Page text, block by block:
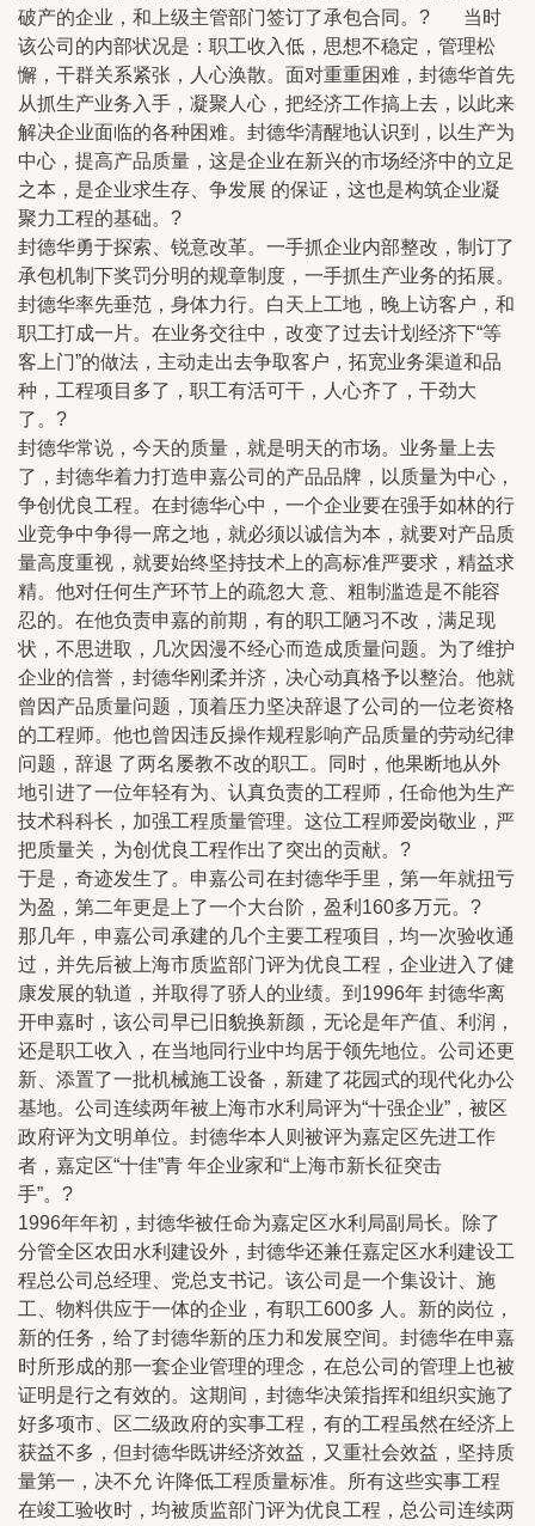
破产的企业，和上级主管部门签订了承包合同。? 当时
该公司的内部状况是：职工收入低，思想不稳定，管理松
懈，干群关系紧张，人心涣散。面对重重困难，封德华首先
从抓生产业务入手，凝聚人心，把经济工作搞上去，以此来
解决企业面临的各种困难。封德华清醒地认识到，以生产为
中心，提高产品质量，这是企业在新兴的市场经济中的立足
之本，是企业求生存、争发展 的保证，这也是构筑企业凝
聚力工程的基础。?
封德华勇于探索、锐意改革。一手抓企业内部整改，制订了
承包机制下奖罚分明的规章制度，一手抓生产业务的拓展。
封德华率先垂范，身体力行。白天上工地，晚上访客户，和
职工打成一片。在业务交往中，改变了过去计划经济下“等
客上门”的做法，主动走出去争取客户，拓宽业务渠道和品
种，工程项目多了，职工有活可干，人心齐了，干劲大
了。?
封德华常说，今天的质量，就是明天的市场。业务量上去
了，封德华着力打造申嘉公司的产品品牌，以质量为中心，
争创优良工程。在封德华心中，一个企业要在强手如林的行
业竞争中争得一席之地，就必须以诚信为本，就要对产品质
量高度重视，就要始终坚持技术上的高标准严要求，精益求
精。他对任何生产环节上的疏忽大 意、粗制滥造是不能容
忍的。在他负责申嘉的前期，有的职工陋习不改，满足现
状，不思进取，几次因漫不经心而造成质量问题。为了维护
企业的信誉，封德华刚柔并济，决心动真格予以整治。他就
曾因产品质量问题，顶着压力坚决辞退了公司的一位老资格
的工程师。他也曾因违反操作规程影响产品质量的劳动纪律
问题，辞退 了两名屡教不改的职工。同时，他果断地从外
地引进了一位年轻有为、认真负责的工程师，任命他为生产
技术科科长，加强工程质量管理。这位工程师爱岗敬业，严
把质量关，为创优良工程作出了突出的贡献。?
于是，奇迹发生了。申嘉公司在封德华手里，第一年就扭亏
为盈，第二年更是上了一个大台阶，盈利160多万元。?
那几年，申嘉公司承建的几个主要工程项目，均一次验收通
过，并先后被上海市质监部门评为优良工程，企业进入了健
康发展的轨道，并取得了骄人的业绩。到1996年 封德华离
开申嘉时，该公司早已旧貌换新颜，无论是年产值、利润，
还是职工收入，在当地同行业中均居于领先地位。公司还更
新、添置了一批机械施工设备，新建了花园式的现代化办公
基地。公司连续两年被上海市水利局评为“十强企业”，被区
政府评为文明单位。封德华本人则被评为嘉定区先进工作
者，嘉定区“十佳”青 年企业家和“上海市新长征突击
手”。?
1996年年初，封德华被任命为嘉定区水利局副局长。除了
分管全区农田水利建设外，封德华还兼任嘉定区水利建设工
程总公司总经理、党总支书记。该公司是一个集设计、施
工、物料供应于一体的企业，有职工600多 人。新的岗位，
新的任务，给了封德华新的压力和发展空间。封德华在申嘉
时所形成的那一套企业管理的理念，在总公司的管理上也被
证明是行之有效的。这期间，封德华决策指挥和组织实施了
好多项市、区二级政府的实事工程，有的工程虽然在经济上
获益不多，但封德华既讲经济效益，又重社会效益，坚持质
量第一，决不允 许降低工程质量标准。所有这些实事工程
在竣工验收时，均被质监部门评为优良工程，总公司连续两